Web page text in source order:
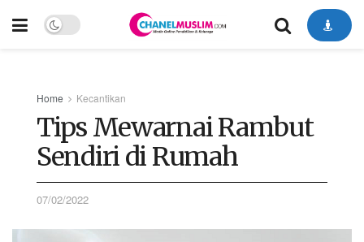
Home Kecantikan
Tips Mewarnai Rambut
Sendiri di Rumah
07/02/2022